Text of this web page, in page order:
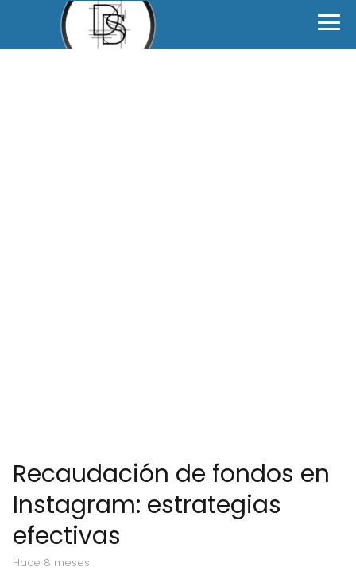
Recaudación de fondos en
Instagram: estrategias
efectivas
hace 8 meses